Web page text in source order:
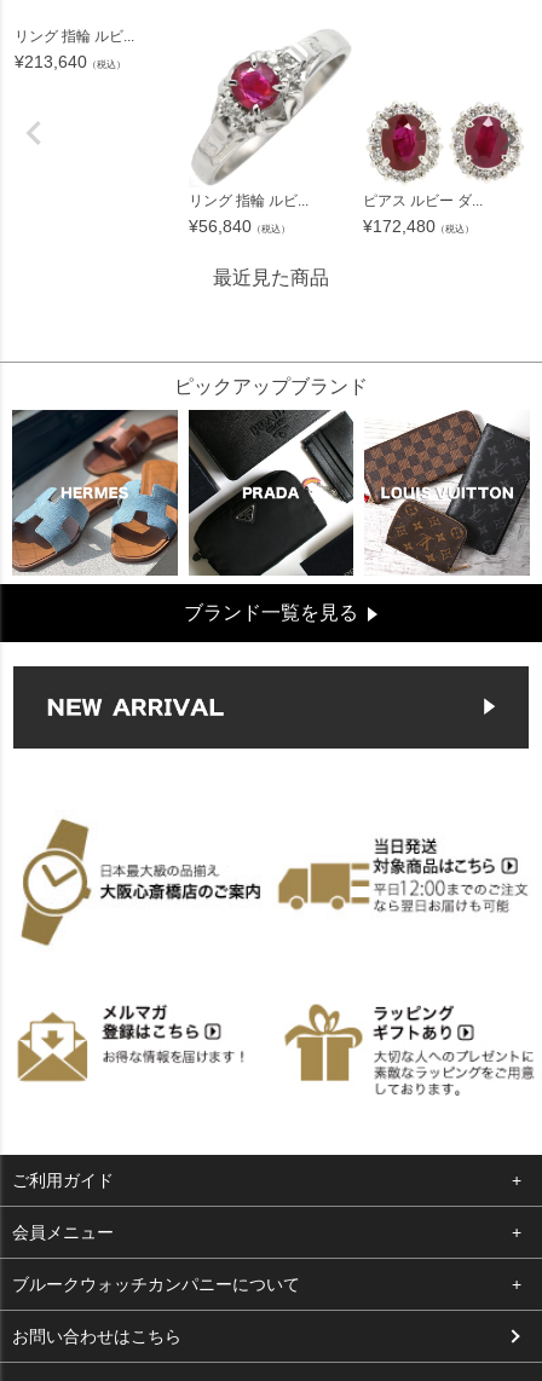
リング 指輪 ルビ...
¥213,640 （税込）
リング 指輪 ルビ...
¥56,840 （税込）
ピアス ルビー ダ...
¥172,480 （税込）
最近見た商品
ピックアップブランド
ブランド一覧を見る
ご利用ガイド
よくある質問
支払い・送料
お客様の声
会員メニュー
ログイン
お気に入り
ブルークウォッチカンパニーについて
会社概要
お問い合わせはこちら